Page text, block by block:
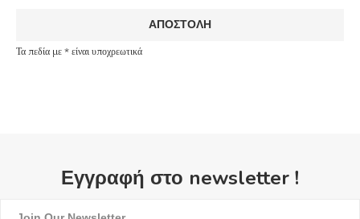
Τα πεδία με * είναι υποχρεωτικά
Εγγραφή στο newsletter !